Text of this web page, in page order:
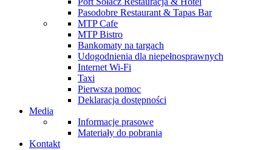
Pasodobre Restaurant & Tapas Bar
MTP Cafe
MTP Bistro
Bankomaty na targach
Udogodnienia dla niepełnosprawnych
Internet Wi-Fi
Taxi
Pierwsza pomoc
Deklaracja dostępności
Media
Informacje prasowe
Materiały do pobrania
Kontakt